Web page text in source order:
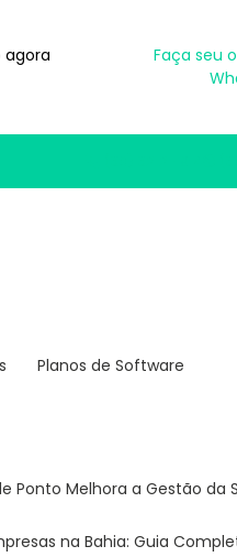
agora
Faça seu
Planos de Software
Ponto Melhora a Gestão da
na Bahia: Guia